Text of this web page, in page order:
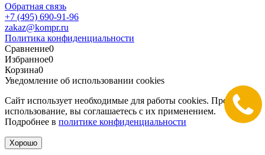
Обратная связь
+7 (495) 690-91-96
zakaz@kompr.ru
Политика конфиденциальности
Сравнение0
Избранное0
Корзина0
Уведомление об использовании cookies
Сайт использует необходимые для работы cookies. Продолжая
использование, вы соглашаетесь с их применением.
Подробнее в политике конфиденциальности
Хорошо